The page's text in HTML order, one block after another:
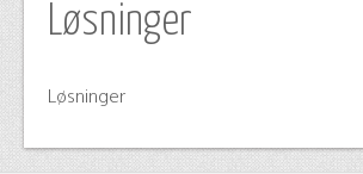
Løsninger
Løsninger